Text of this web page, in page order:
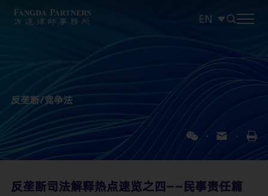
EN
日本語
反垄断/竞争法
反垄断司法解释热点速览之四——民事责任篇